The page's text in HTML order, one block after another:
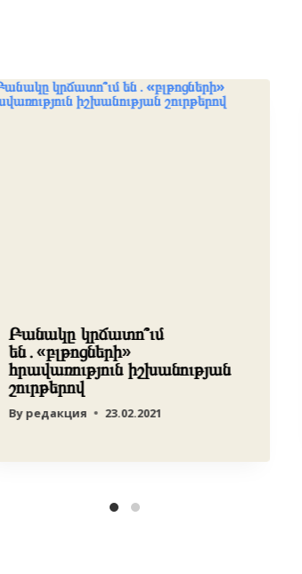
Բանակը կրճատո՞ւմ
են․«բլթոցների»
հրավառություն իշխանության
շուրթերով
Byредакция 23.02.2021